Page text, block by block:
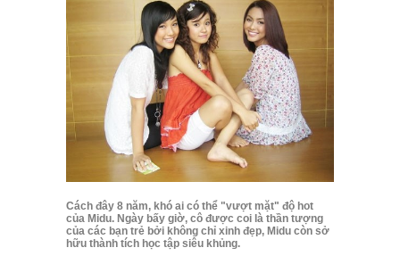
Cách đây 8 năm, khó ai có thể "vượt mặt" độ hot
của Midu. Ngày bấy giờ, cô được coi là thần tượng
của các bạn trẻ bởi không chỉ xinh đẹp, Midu còn sở
hữu thành tích học tập siêu khủng.